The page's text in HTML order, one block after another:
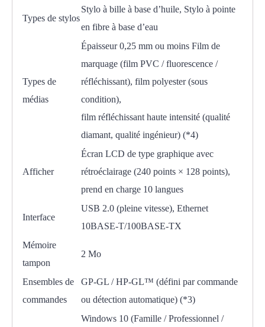
Types de stylos
Stylo à bille à base d’huile, Stylo à pointe
en fibre à base d’eau
Types de
médias
Épaisseur 0,25 mm ou moins Film de
marquage (film PVC / fluorescence /
réfléchissant), film polyester (sous
condition),
film réfléchissant haute intensité (qualité
diamant, qualité ingénieur) (*4)
Afficher
Écran LCD de type graphique avec
rétroéclairage (240 points × 128 points),
prend en charge 10 langues
Interface
USB 2.0 (pleine vitesse), Ethernet
10BASE-T/100BASE-TX
Mémoire
tampon
2 Mo
Ensembles de
commandes
GP-GL / HP-GL™ (défini par commande
ou détection automatique) (*3)
Windows 10 (Famille / Professionnel /